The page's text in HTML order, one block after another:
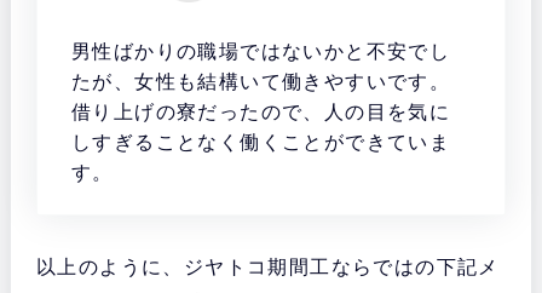
男性ばかりの職場ではないかと不安でし
たが、女性も結構いて働きやすいです。
借り上げの寮だったので、人の目を気に
しすぎることなく働くことができていま
す。
以上のように、ジヤトコ期間工ならではの下記メ